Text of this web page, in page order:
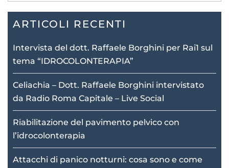
ARTICOLI RECENTI
Intervista del dott. Raffaele Borghini per Rai1 sul
tema “IDROCOLONTERAPIA”
Celiachia – Dott. Raffaele Borghini intervistato
da Radio Roma Capitale – Live Social
Riabilitazione del pavimento pelvico con
l’idrocolonterapia
Attacchi di panico notturni: cosa sono e come